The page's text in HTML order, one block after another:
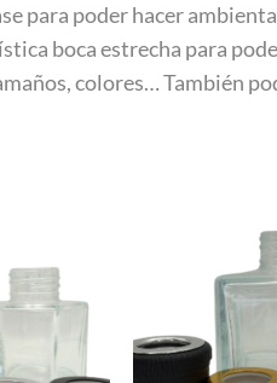
para poder hacer
boca estrecha para
colores… También